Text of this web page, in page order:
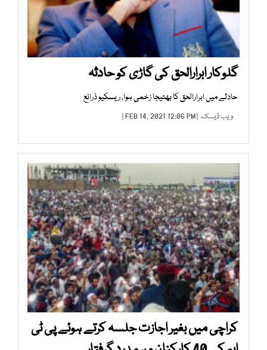
گلوکار ابرارالحق کی گاڑی کو حادثہ
حادثے میں ابرارالحق کا بھتیجا زخمی ہوا، ریسکیو ذرائع
ویب ڈیسک | FEB 14, 2021 12:06 PM |
کراچی میں بغیر اجازت جلسہ کرتے ہوئے پی ٹی